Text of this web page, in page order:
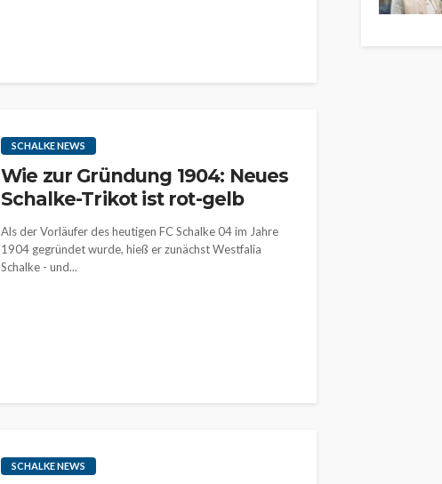
SCHALKE NEWS
Wie zur Gründung 1904: Neues
Schalke-Trikot ist rot-gelb
Als der Vorläufer des heutigen FC Schalke 04 im Jahre
1904 gegründet wurde, hieß er zunächst Westfalia
Schalke - und...
SCHALKE NEWS